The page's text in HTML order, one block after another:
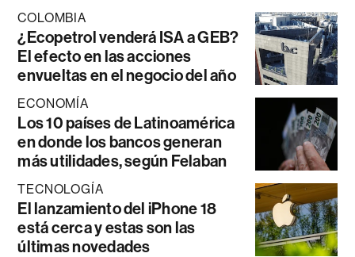
COLOMBIA
¿Ecopetrol venderá ISA a GEB?
El efecto en las acciones
envueltas en el negocio del año
ECONOMÍA
Los 10 países de Latinoamérica
en donde los bancos generan
más utilidades, según Felaban
TECNOLOGÍA
El lanzamiento del iPhone 18
está cerca y estas son las
últimas novedades